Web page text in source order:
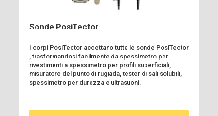
Sonde PosiTector
I corpi PosiTector accettano tutte le sonde PosiTector
, trasformandosi facilmente da spessimetro per
rivestimenti a spessimetro per profili superficiali,
misuratore del punto di rugiada, tester di sali solubili,
spessimetro per durezza e ultrasuoni.